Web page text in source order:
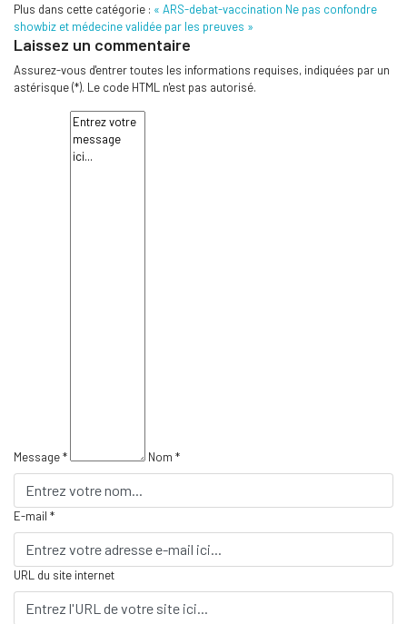
Plus dans cette catégorie : « ARS-debat-vaccination Ne pas confondre
showbiz et médecine validée par les preuves »
Laissez un commentaire
Assurez-vous d'entrer toutes les informations requises, indiquées par un
astérisque (*). Le code HTML n'est pas autorisé.
Message * Nom *
E-mail *
URL du site internet